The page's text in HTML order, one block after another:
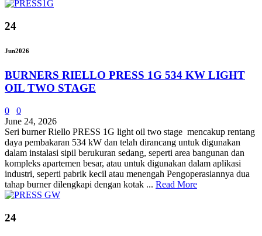
24
Jun2026
BURNERS RIELLO PRESS 1G 534 KW LIGHT
OIL TWO STAGE
0
0
June 24, 2026
Seri burner Riello PRESS 1G light oil two stage mencakup rentang
daya pembakaran 534 kW dan telah dirancang untuk digunakan
dalam instalasi sipil berukuran sedang, seperti area bangunan dan
kompleks apartemen besar, atau untuk digunakan dalam aplikasi
industri, seperti pabrik kecil atau menengah Pengoperasiannya dua
tahap burner dilengkapi dengan kotak ... Read More
24